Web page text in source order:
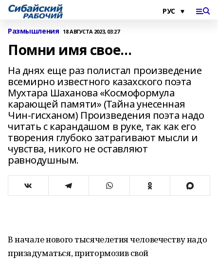
Размышления 18 АВГУСТА 2023, 03:27
Помни имя свое…
На днях еще раз полистал произведение
всемирно известного казахского поэта
Мухт­ара Шаханова «Кос­мо­формула
карающей памяти» (Тайна унесенная
Чин-гисханом) Произвед­е­ния поэта надо
читать с карандашом в руке, так как его
творения глубоко затрагивают мы­с­ли и
чув­ства, ни­кого не оставляют
равнодушным.
В начале нового тысячелетия человеч­еству надо
призадуматься, притормозив свой